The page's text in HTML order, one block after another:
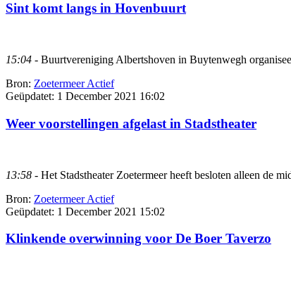
Sint komt langs in Hovenbuurt
15:04 - Buurtvereniging Albertshoven in Buytenwegh
Bron: Zoetermeer Actief
Geüpdatet: 1 December 2021 16:02
Weer voorstellingen afgelast in Stadstheater
13:58 - Het Stadstheater Zoetermeer heeft besloten alleen de
Bron: Zoetermeer Actief
Geüpdatet: 1 December 2021 15:02
Klinkende overwinning voor De Boer Taverzo